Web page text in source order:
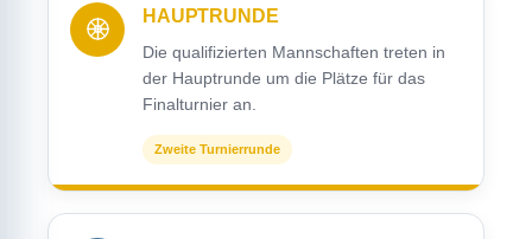
HAUPTRUNDE
Die qualifizierten Mannschaften treten in
der Hauptrunde um die Plätze für das
Finalturnier an.
Zweite Turnierrunde